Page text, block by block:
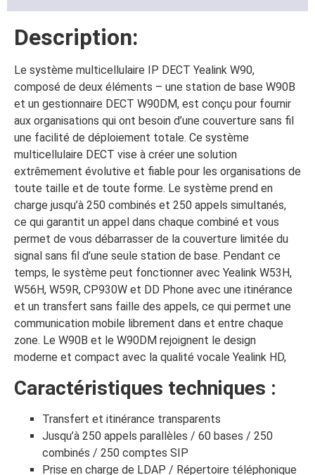
Description:
Le système multicellulaire IP DECT Yealink W90,
composé de deux éléments – une station de base W90B
et un gestionnaire DECT W90DM, est conçu pour fournir
aux organisations qui ont besoin d’une couverture sans fil
une facilité de déploiement totale. Ce système
multicellulaire DECT vise à créer une solution
extrêmement évolutive et fiable pour les organisations de
toute taille et de toute forme. Le système prend en
charge jusqu’à 250 combinés et 250 appels simultanés,
ce qui garantit un appel dans chaque combiné et vous
permet de vous débarrasser de la couverture limitée du
signal sans fil d’une seule station de base. Pendant ce
temps, le système peut fonctionner avec Yealink W53H,
W56H, W59R, CP930W et DD Phone avec une itinérance
et un transfert sans faille des appels, ce qui permet une
communication mobile librement dans et entre chaque
zone. Le W90B et le W90DM rejoignent le design
moderne et compact avec la qualité vocale Yealink HD,
Caractéristiques techniques :
Transfert et itinérance transparents
Jusqu’à 250 appels parallèles / 60 bases / 250
combinés / 250 comptes SIP
Prise en charge de LDAP / Répertoire téléphonique